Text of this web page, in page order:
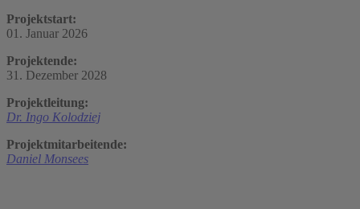
Projektstart:
01. Januar 2026
Projektende:
31. Dezember 2028
Projektleitung:
Dr. Ingo Kolodziej
Projektmitarbeitende:
Daniel Monsees